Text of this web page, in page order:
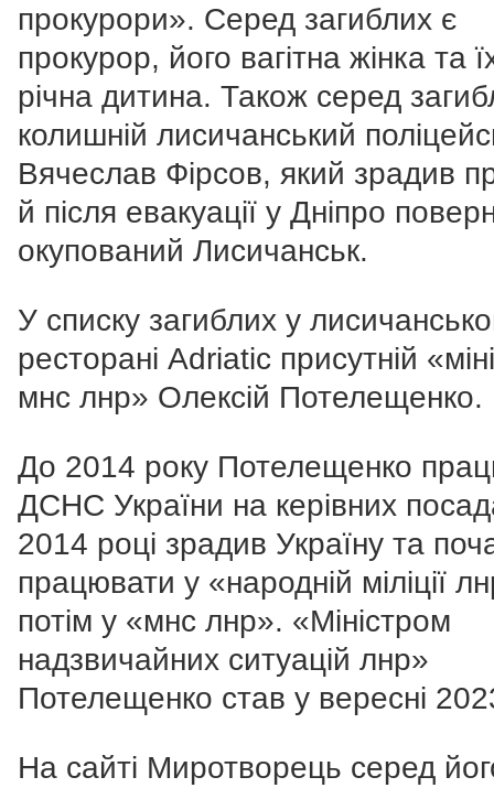
прокурори». Серед загиблих є
прокурор, його вагітна жінка та
річна дитина. Також серед
колишній лисичанський
Вячеслав Фірсов, який зрадив
й після евакуації у Дніпро
окупований Лисичанськ.
У списку загиблих у
ресторані Adriatic присутній
мнс лнр» Олексій Потелещенко.
До 2014 року Потелещенко
ДСНС України на керівних
2014 році зрадив Україну та
працювати у «народній міліції
потім у «мнс лнр». «Міністром
надзвичайних ситуацій лнр»
Потелещенко став у вересні
На сайті Миротворець серед